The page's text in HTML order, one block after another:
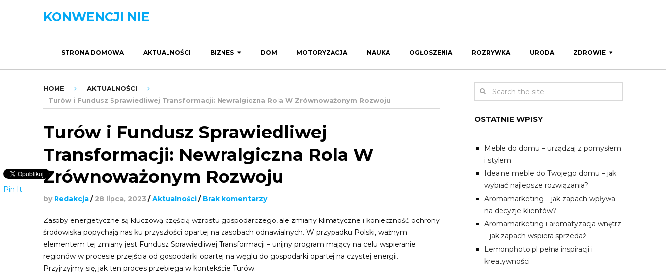
KONWENCJI NIE
STRONA DOMOWA AKTUALNOŚCI BIZNES DOM MOTORYZACJA NAUKA OGŁOSZENIA ROZRYWKA URODA ZDROWIE
HOME
AKTUALNOŚCI
Turów i Fundusz Sprawiedliwej Transformacji: Newralgiczna Rola W Zrównoważonym Rozwoju
Turów i Fundusz Sprawiedliwej
Transformacji: Newralgiczna Rola W
Zrównoważonym Rozwoju
by Redakcja/ 28 lipca, 2023 / Aktualności/ Brak komentarzy
Zasoby energetyczne są kluczową częścią wzrostu gospodarczego, ale zmiany klimatyczne i konieczność ochrony
środowiska popychają nas ku przyszłości opartej na zasobach odnawialnych. W przypadku Polski, ważnym
elementem tej zmiany jest Fundusz Sprawiedliwej Transformacji – unijny program mający na celu wspieranie
regionów w procesie przejścia od gospodarki opartej na węglu do gospodarki opartej na czystej energii.
Przyjrzyjmy się, jak ten proces przebiega w kontekście Turów.
Pin It
OSTATNIE WPISY
Meble do domu – urządzaj z pomysłem
i stylem
Idealne meble do Twojego domu – jak
wybrać najlepsze rozwiązania?
Aromamarketing – jak zapach wpływa
na decyzje klientów?
Aromamarketing i aromatyzacja wnętrz
– jak zapach wspiera sprzedaż
Lemonphoto.pl pełna inspiracji i
kreatywności